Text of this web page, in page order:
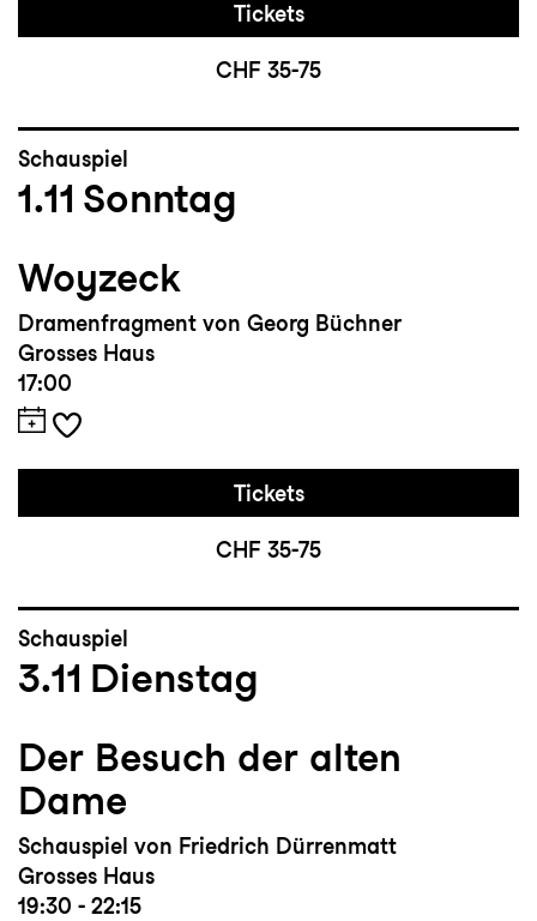
Tickets
CHF 35-75
Schauspiel
1.11 Sonntag
Woyzeck
Dramenfragment von Georg Büchner
Grosses Haus
17:00
Tickets
CHF 35-75
Schauspiel
3.11 Dienstag
Der Besuch der alten
Dame
Schauspiel von Friedrich Dürrenmatt
Grosses Haus
19:30 - 22:15